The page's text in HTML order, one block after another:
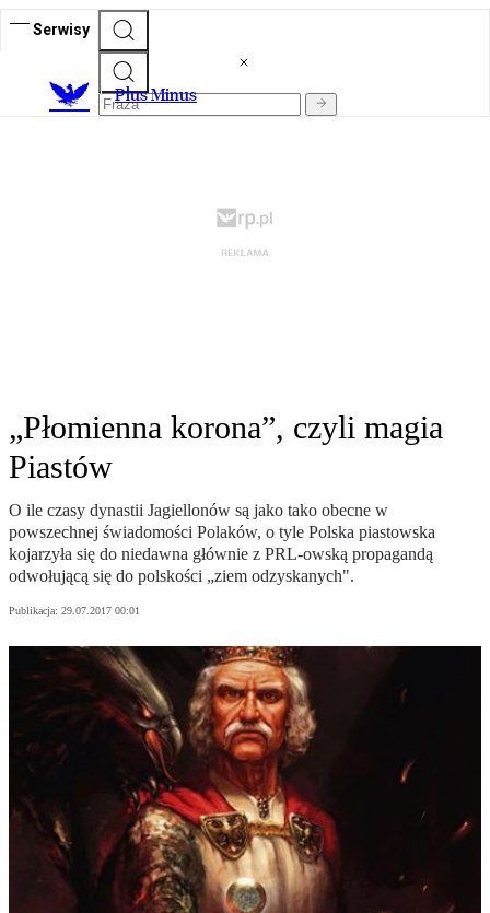
Serwisy
Plus Minus
„Płomienna korona”, czyli magia
Piastów
O ile czasy dynastii Jagiellonów są jako tako obecne w
powszechnej świadomości Polaków, o tyle Polska piastowska
kojarzyła się do niedawna głównie z PRL-owską propagandą
odwołującą się do polskości „ziem odzyskanych".
Publikacja: 29.07.2017 00:01